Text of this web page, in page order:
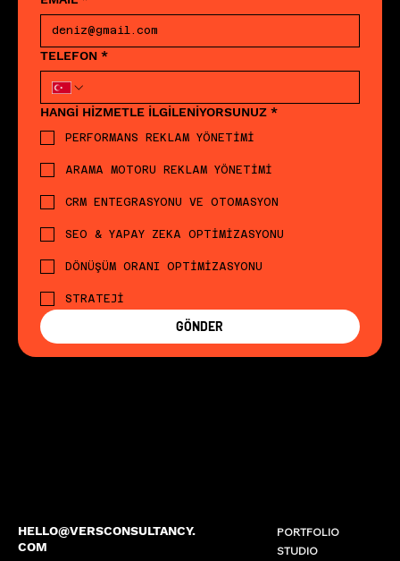
HELLO@VERSCONSULTANCY.
COM
PORTFOLIO
STUDIO
TELEFON *
HANGİ HİZMETLE İLGİLENİYORSUNUZ *
PERFORMANS REKLAM YÖNETİMİ
ARAMA MOTORU REKLAM YÖNETİMİ
CRM ENTEGRASYONU VE OTOMASYON
SEO & YAPAY ZEKA OPTİMİZASYONU
DÖNÜŞÜM ORANI OPTİMİZASYONU
STRATEJİ
GÖNDER